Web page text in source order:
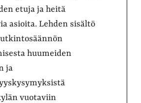
etuja ja heitä
asioita. Lehden sisältö
huumeiden
ja
vuotaviin